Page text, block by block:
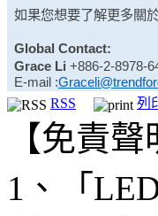
如果您想要了解更多關
Global Contact:
Grace Li +886-2-8978-
E-mail :
RSS
列
【免責聲
1、「